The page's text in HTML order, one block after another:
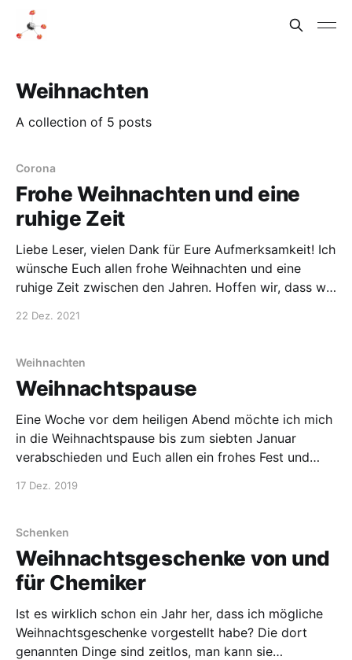
Weihnachten
A collection of 5 posts
Corona
Frohe Weihnachten und eine
ruhige Zeit
Liebe Leser, vielen Dank für Eure Aufmerksamkeit! Ich
wünsche Euch allen frohe Weihnachten und eine
ruhige Zeit zwischen den Jahren. Hoffen wir, dass wir
die wir auch global bewältigen
22 Dez. 2021
Weihnachten
Weihnachtspause
Eine Woche vor dem heiligen Abend möchte ich mich
in die Weihnachtspause bis zum siebten Januar
verabschieden und Euch allen ein frohes Fest und
17 Dez. 2019
Schenken
Weihnachtsgeschenke von und
für Chemiker
Ist es wirklich schon ein Jahr her, dass ich mögliche
Weihnachtsgeschenke vorgestellt habe? Die dort
genannten Dinge sind zeitlos, man kann sie